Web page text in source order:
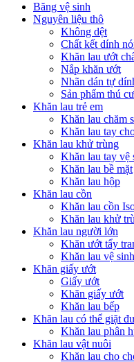
Băng vệ sinh
Nguyên liệu thô
Không dệt
Chất kết dính
Khăn lau ướt
Nắp khăn ướt
Nhãn dán tự
Sản phẩm thú
Khăn lau trẻ em
Khăn lau chăm
Khăn lau tay
Khăn lau khử trùng
Khăn lau tay vệ
Khăn lau bề mặt
Khăn lau hộp
Khăn lau cồn
Khăn lau cồn
Khăn lau khử
Khăn lau người lớn
Khăn ướt tẩy
Khăn lau vệ
Khăn giấy ướt
Giấy ướt
Khăn giấy ướt
Khăn lau bếp
Khăn lau có thể giặt
Khăn lau phân
Khăn lau vật nuôi
Khăn lau cho